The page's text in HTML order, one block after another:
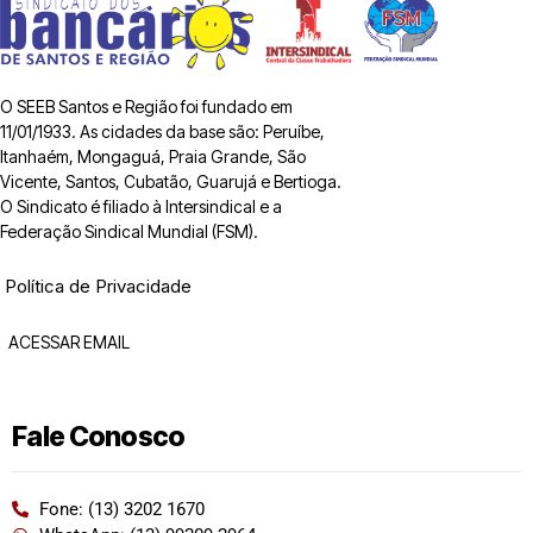
O SEEB Santos e Região foi fundado em
11/01/1933. As cidades da base são: Peruíbe,
Itanhaém, Mongaguá, Praia Grande, São
Vicente, Santos, Cubatão, Guarujá e Bertioga.
O Sindicato é filiado à Intersindical e a
Federação Sindical Mundial (FSM).
Política de Privacidade
ACESSAR EMAIL
Fale Conosco
Fone: (13) 3202 1670